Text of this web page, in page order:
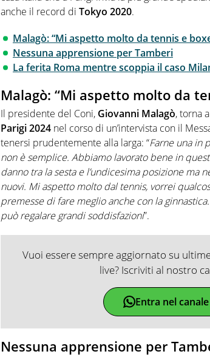
anche il record di Tokyo 2020.
Malagò: “Mi aspetto molto da tennis e
Nessuna apprensione per Tamberi
La ferita Roma mentre scoppia il caso
Malagò: “Mi aspetto molto da
Il presidente del Coni, Giovanni Malagò, torna
Parigi 2024 nel corso di un’intervista con il
tenersi prudentemente alla larga: “Farne una in
non è semplice. Abbiamo lavorato bene in
danno tra la sesta e l’undicesima posizione ma
nuovi. Mi aspetto molto dal tennis, vorrei
premesse di fare meglio anche con la
può regalare grandi soddisfazioni”.
Vuoi essere sempre aggiornato su
live? Iscriviti al nostro
Entra nel
Nessuna apprensione per